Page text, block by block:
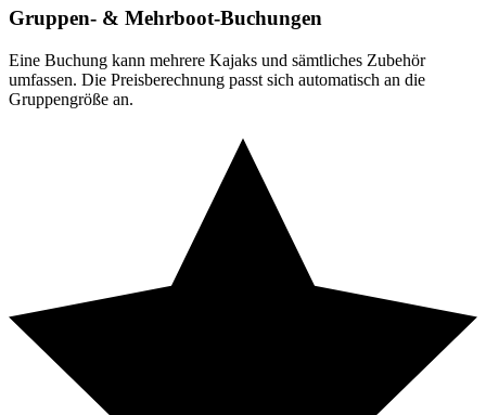
Gruppen- & Mehrboot-Buchungen
Eine Buchung kann mehrere Kajaks und sämtliches Zubehör
umfassen. Die Preisberechnung passt sich automatisch an die
Gruppengröße an.